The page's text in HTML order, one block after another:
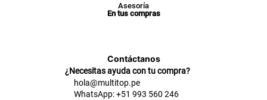
Asesoría
En tus compras
Contáctanos
¿Necesitas ayuda con tu compra?
hola@multitop.pe
WhatsApp: +51 993 560 246